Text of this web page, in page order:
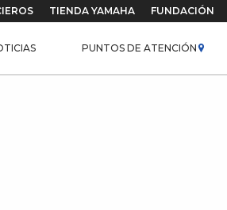
TIENDA YAMAHA FUNDACIÓN
PUNTOS DE ATENCIÓN